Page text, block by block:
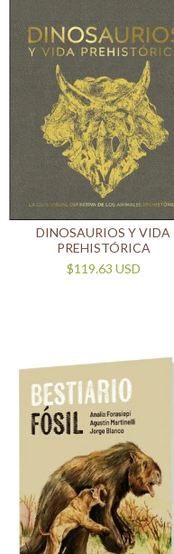
DINOSAURIOS Y VIDA
PREHISTÓRICA
$119.63 USD